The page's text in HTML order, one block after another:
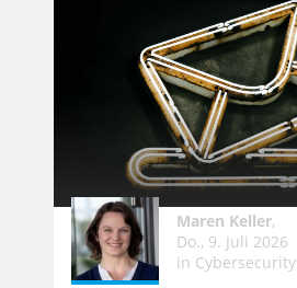
Maren Keller,
Do., 9. Juli 2026
in Cybersecurity